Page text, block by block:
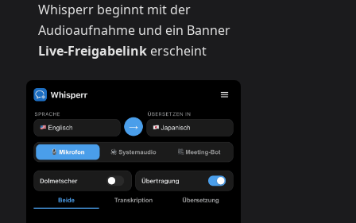
Whisperr beginnt mit der
Audioaufnahme und ein Banner
Live-Freigabelink erscheint